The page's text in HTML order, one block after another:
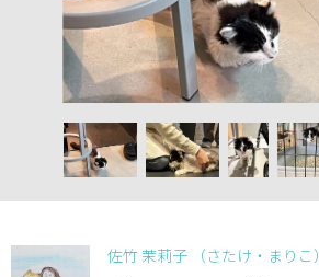
佐竹 茉莉子 （さたけ・まりこ）